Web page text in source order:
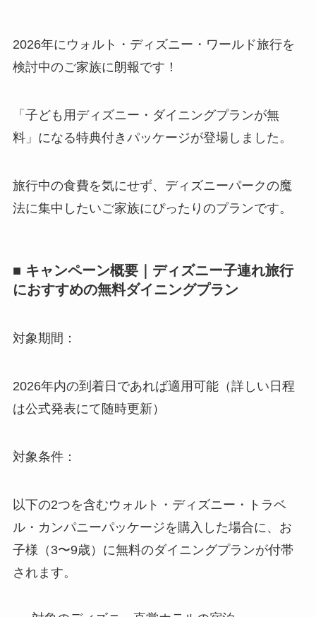
2026年にウォルト・ディズニー・ワールド旅行を
検討中のご家族に朗報です！
「子ども用ディズニー・ダイニングプランが無
料」になる特典付きパッケージが登場しました。
旅行中の食費を気にせず、ディズニーパークの魔
法に集中したいご家族にぴったりのプランです。
■ キャンペーン概要｜ディズニー子連れ旅行
におすすめの無料ダイニングプラン
対象期間：
2026年内の到着日であれば適用可能（詳しい日程
は公式発表にて随時更新）
対象条件：
以下の2つを含むウォルト・ディズニー・トラベ
ル・カンパニーパッケージを購入した場合に、お
子様（3〜9歳）に無料のダイニングプランが付帯
されます。